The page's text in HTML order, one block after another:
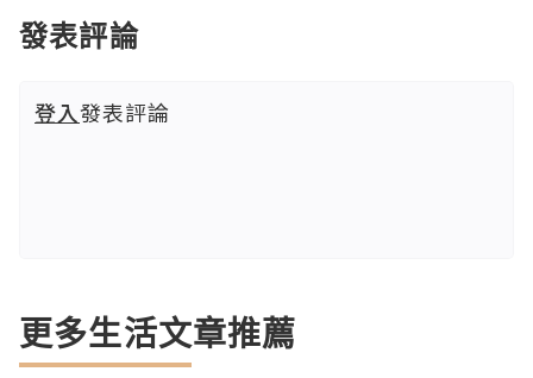
發表評論
登入發表評論
更多生活文章推薦